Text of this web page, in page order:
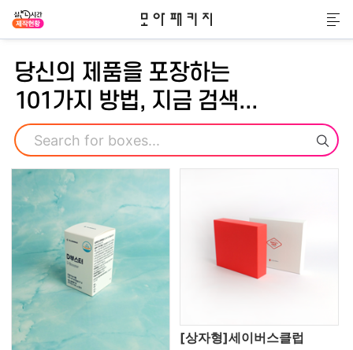
모아패키지
메
당신의 제품을 포장하는
101가지 방법, 지금 검색...
검색
[상자형]세이버스클럽